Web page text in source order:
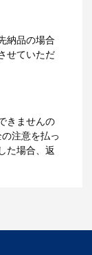
納品の場合
せていただ
きませんの
注意を払っ
た場合、返